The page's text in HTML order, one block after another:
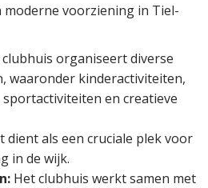
voorziening in Tiel-
clubhuis organiseert diverse
waaronder kinderactiviteiten,
en creatieve
dient als een cruciale plek voor
in de wijk.
Het clubhuis werkt samen met